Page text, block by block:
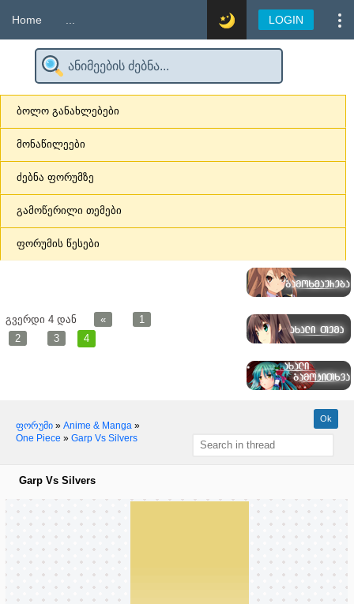
Home LOGIN
ბოლო განახლებები
მონაწილეები
ძებნა ფორუმზე
გამოწერილი თემები
ფორუმის წესები
გვერდი 4 დან «
1
2
3 4
ფორუმი » Anime & Manga »
One Piece » Garp Vs Silvers
Garp Vs Silvers